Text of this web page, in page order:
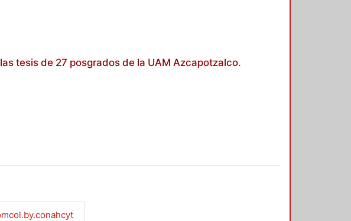
tesis de 27 posgrados de la UAM Azcapotzalco.